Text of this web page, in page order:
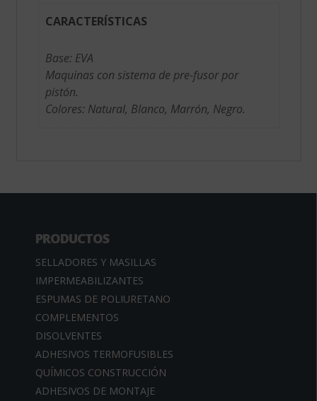
CARACTERÍSTICAS
Base: EVA
Maquinas con sistema de pre-fusor por
pistón.
Colores: Natural, Blanco, Marrón, Negro.
PRODUCTOS
SELLADORES Y MASILLAS
IMPERMEABILIZANTES
ESPUMAS DE POLIURETANO
COMPLEMENTOS
DISOLVENTES
ADHESIVOS TERMOFUSIBLES
QUÍMICOS CONSTRUCCIÓN
ADHESIVOS DE MONTAJE